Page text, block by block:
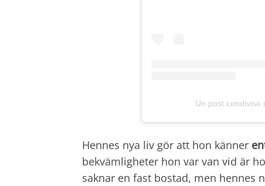
Un post condiviso
Hennes nya liv gör att hon känner
bekvämligheter hon var van vid är
saknar en fast bostad, men hennes